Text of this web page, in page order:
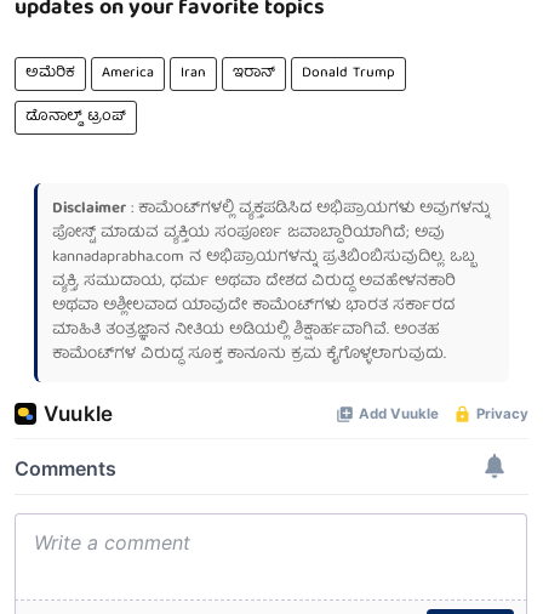
updates on your favorite topics
ಅಮೆರಿಕ America Iran ಇರಾನ್
Donald Trump
ಡೊನಾಲ್ಡ್ ಟ್ರಂಪ್
Disclaimer: ಕಾಮೆಂಟ್‌ಗಳಲ್ಲಿ ವ್ಯಕ್ತಪಡಿಸಿದ ಅಭಿಪ್ರಾಯಗಳು ಅವುಗಳನ್ನು
ಪೋಸ್ಟ್ ಮಾಡುವ ವ್ಯಕ್ತಿಯ ಸಂಪೂರ್ಣ ಜವಾಬ್ದಾರಿಯಾಗಿದೆ; ಅವು
kannadaprabha.com ನ ಅಭಿಪ್ರಾಯಗಳನ್ನು ಪ್ರತಿಬಿಂಬಿಸುವುದಿಲ್ಲ. ಒಬ್ಬ
ವ್ಯಕ್ತಿ, ಸಮುದಾಯ, ಧರ್ಮ ಅಥವಾ ದೇಶದ ವಿರುದ್ಧ ಅವಹೇಳನಕಾರಿ
ಅಥವಾ ಅಶ್ಲೀಲವಾದ ಯಾವುದೇ ಕಾಮೆಂಟ್‌ಗಳು ಭಾರತ ಸರ್ಕಾರದ
ಮಾಹಿತಿ ತಂತ್ರಜ್ಞಾನ ನೀತಿಯ ಅಡಿಯಲ್ಲಿ ಶಿಕ್ಷಾರ್ಹವಾಗಿವೆ. ಅಂತಹ
ಕಾಮೆಂಟ್‌ಗಳ ವಿರುದ್ಧ ಸೂಕ್ತ ಕಾನೂನು ಕ್ರಮ ಕೈಗೊಳ್ಳಲಾಗುವುದು.